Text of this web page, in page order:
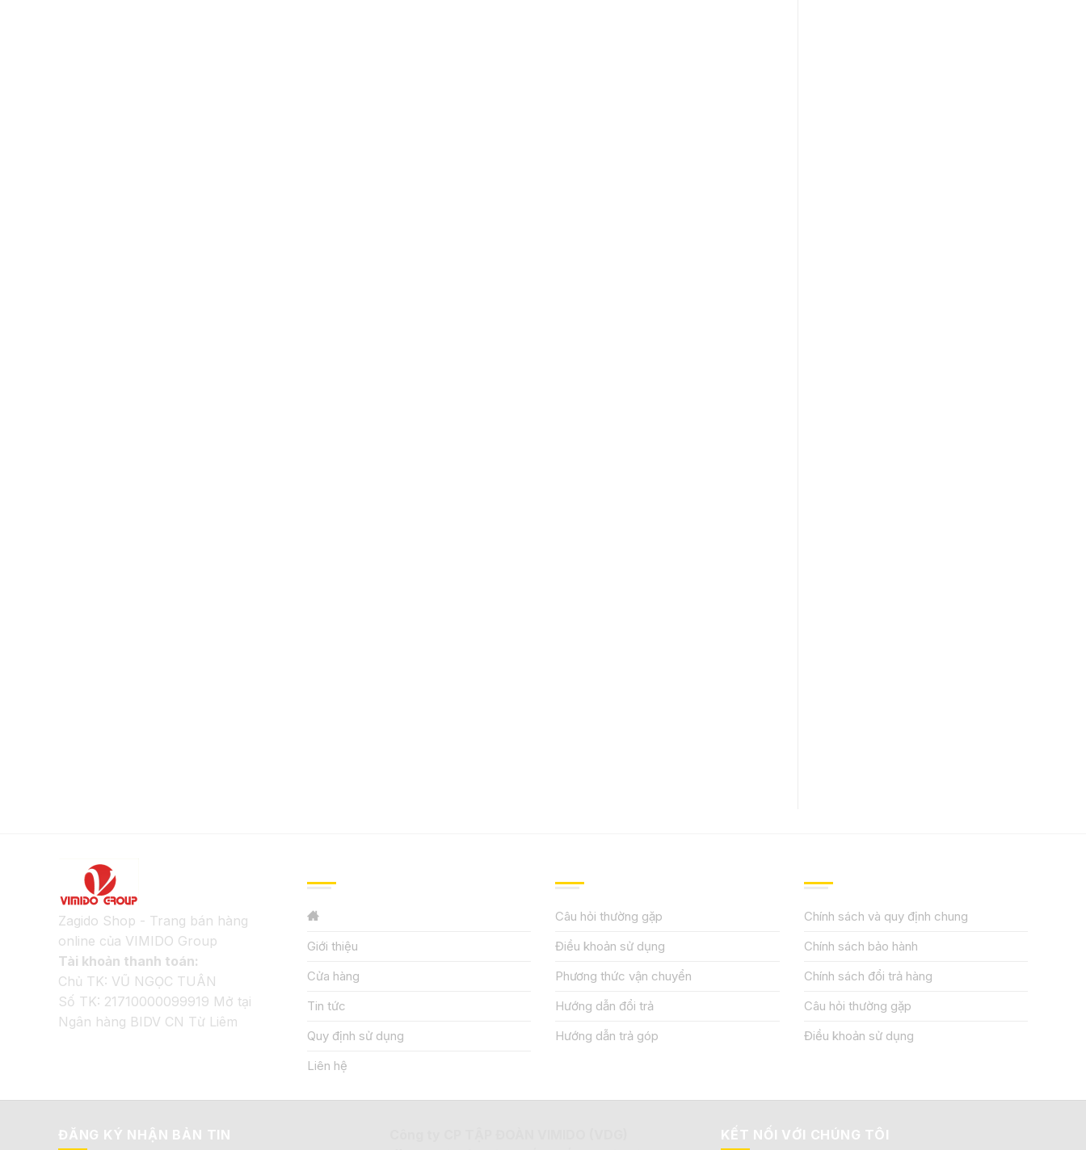
Zagido Shop - Trang bán hàng
online của VIMIDO Group
Tài khoản thanh toán:
Chủ TK: VŨ NGỌC TUÂN
Số TK: 21710000099919 Mở tại
Ngân hàng BIDV CN Từ Liêm
Giới thiệu
Cửa hàng
Tin tức
Quy định sử dụng
Liên hệ
Câu hỏi thường gặp
Điều khoản sử dụng
Phương thức vận chuyển
Hướng dẫn đổi trả
Hướng dẫn trả góp
Chính sách và quy định chung
Chính sách bảo hành
Chính sách đổi trả hàng
Câu hỏi thường gặp
Điều khoản sử dụng
ĐĂNG KÝ NHẬN BẢN TIN KẾT NỐI VỚI CHÚNG TÔI